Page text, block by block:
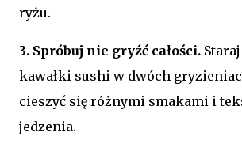
ryżu.
3. Spróbuj nie gryźć całości.
kawałki sushi w dwóch
cieszyć się różnymi smakami i
jedzenia.